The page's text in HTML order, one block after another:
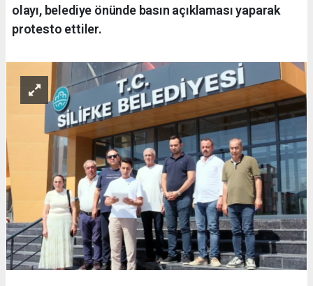
olayı, belediye önünde basın açıklaması yaparak
protesto ettiler.